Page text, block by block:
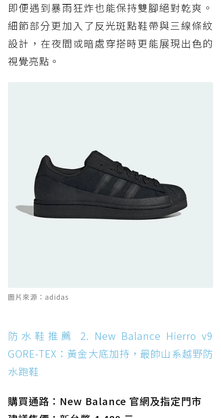
防水鞋推薦 7. Timberland Motion Access：
黃靴同級頂級防水，輕量化工裝健走鞋雨天必備
防水鞋推薦 7. Timberland Motion Access：
黃靴同級頂級防水，輕量化工裝健走鞋雨天必備
防水鞋推薦 10. PUMA Voyage NITRO™ 4
GORE-TEX：氮氣中底注入，回彈與防滑兼具的
全天候越野跑鞋
防水鞋推薦 11. On Cloudhorizon 2 WP：腳
感軟彈、搭載 Missiongrip™ 的防水輕越野鞋
Boot：馬汀首款雨靴登場，經典八孔加上全防
防水鞋推薦 14. SKECHERS BADGER
WATERPROOF：一踩即穿懶人神器！搭載固特
異大底與全防水厚底健走鞋
防水鞋推薦 15. Brooks Cascadia 19 GTX：注
即便遇到暴雨狂炸也能保持雙腳絕對乾爽。
細節部分更加入了反光斑點鞋帶與三線條紋
設計，在夜間或暗處穿搭時更能展現出色的
視覺亮點。
圖片來源：adidas
防水鞋推薦 2. New Balance Hierro v9
GORE-TEX：黃金大底加持，最帥山系越野防
水跑鞋
購買通路：New Balance 官網及指定門市